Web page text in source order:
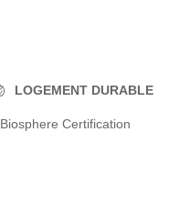
LOGEMENT DURABLE
Biosphere Certification